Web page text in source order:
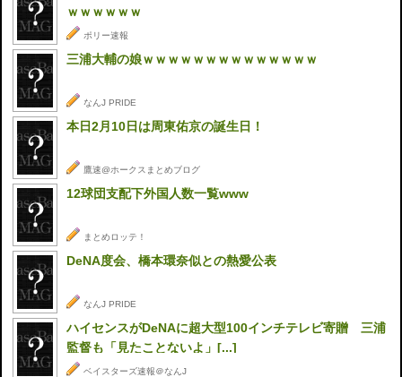
ｗｗｗｗｗｗ
ポリー速報
三浦大輔の娘ｗｗｗｗｗｗｗｗｗｗｗｗｗｗ
なんJ PRIDE
本日2月10日は周東佑京の誕生日！
鷹速@ホークスまとめブログ
12球団支配下外国人数一覧www
まとめロッテ！
DeNA度会、橋本環奈似との熱愛公表
なんJ PRIDE
ハイセンスがDeNAに超大型100インチテレビ寄贈 三浦
監督も「見たことないよ」[...]
ベイスターズ速報＠なんJ